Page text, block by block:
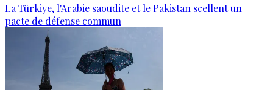
La Türkiye, l'Arabie saoudite et le Pakistan scellent un
pacte de défense commun